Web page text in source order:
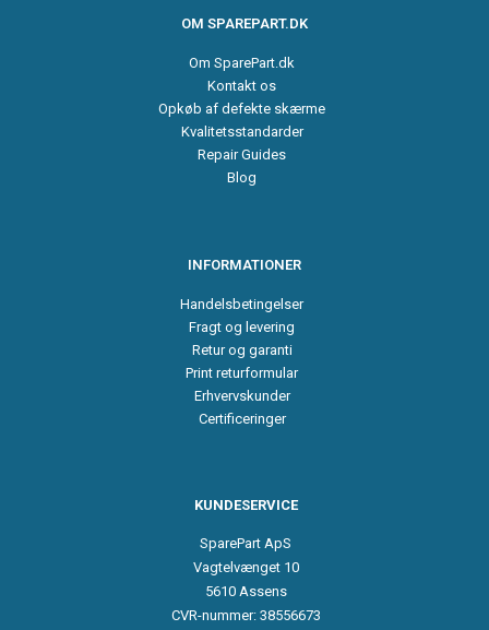
OM SPAREPART.DK
Om SparePart.dk
Kontakt os
Opkøb af defekte skærme
Kvalitetsstandarder
Repair Guides
Blog
INFORMATIONER
Handelsbetingelser
Fragt og levering
Retur og garanti
Print returformular
Erhvervskunder
Certificeringer
KUNDESERVICE
SparePart ApS
Vagtelvænget 10
5610 Assens
CVR-nummer: 38556673